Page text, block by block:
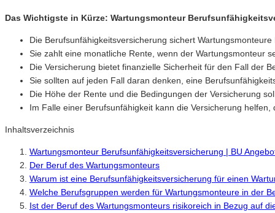
Das Wichtigste in Kürze: Wartungsmonteur
Die Berufsunfähigkeitsversicherung sichert
Sie zahlt eine monatliche Rente, wenn der Wartungsmonteur
Die Versicherung bietet finanzielle Sicherheit für den Fall der
Sie sollten auf jeden Fall daran denken, eine
Die Höhe der Rente und die Bedingungen der Versicherung
Im Falle einer Berufsunfähigkeit kann die Versicherung
Inhaltsverzeichnis
Wartungsmonteur Berufsunfähigkeitsversicherung | BU
Der Beruf des Wartungsmonteurs
Warum ist eine Berufsunfähigkeitsversicherung für einen
Welche Berufsgruppen werden für Wartungsmonteure in der
Ist der Beruf des Wartungsmonteurs risikoreich in Bezug auf